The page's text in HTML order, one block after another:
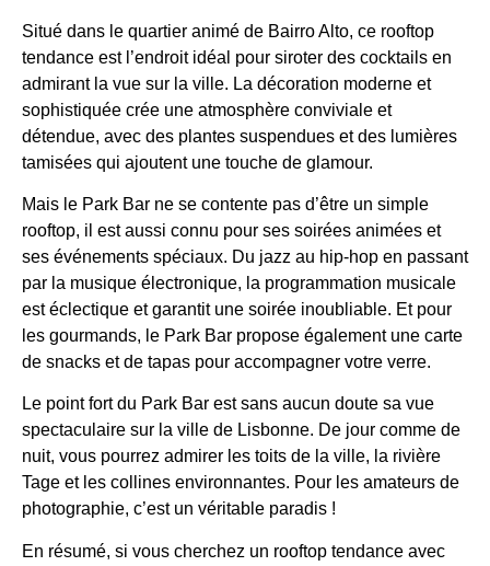
Situé dans le quartier animé de Bairro Alto, ce rooftop
tendance est l’endroit idéal pour siroter des cocktails en
admirant la vue sur la ville. La décoration moderne et
sophistiquée crée une atmosphère conviviale et
détendue, avec des plantes suspendues et des lumières
tamisées qui ajoutent une touche de glamour.
Mais le Park Bar ne se contente pas d’être un simple
rooftop, il est aussi connu pour ses soirées animées et
ses événements spéciaux. Du jazz au hip-hop en passant
par la musique électronique, la programmation musicale
est éclectique et garantit une soirée inoubliable. Et pour
les gourmands, le Park Bar propose également une carte
de snacks et de tapas pour accompagner votre verre.
Le point fort du Park Bar est sans aucun doute sa vue
spectaculaire sur la ville de Lisbonne. De jour comme de
nuit, vous pourrez admirer les toits de la ville, la rivière
Tage et les collines environnantes. Pour les amateurs de
photographie, c’est un véritable paradis !
En résumé, si vous cherchez un rooftop tendance avec